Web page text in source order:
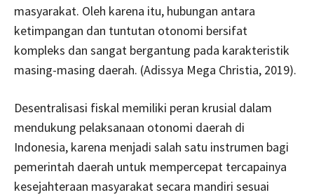
masyarakat. Oleh karena itu, hubungan antara
ketimpangan dan tuntutan otonomi bersifat
kompleks dan sangat bergantung pada karakteristik
masing-masing daerah. (Adissya Mega Christia, 2019).
Desentralisasi fiskal memiliki peran krusial dalam
mendukung pelaksanaan otonomi daerah di
Indonesia, karena menjadi salah satu instrumen bagi
pemerintah daerah untuk mempercepat tercapainya
kesejahteraan masyarakat secara mandiri sesuai